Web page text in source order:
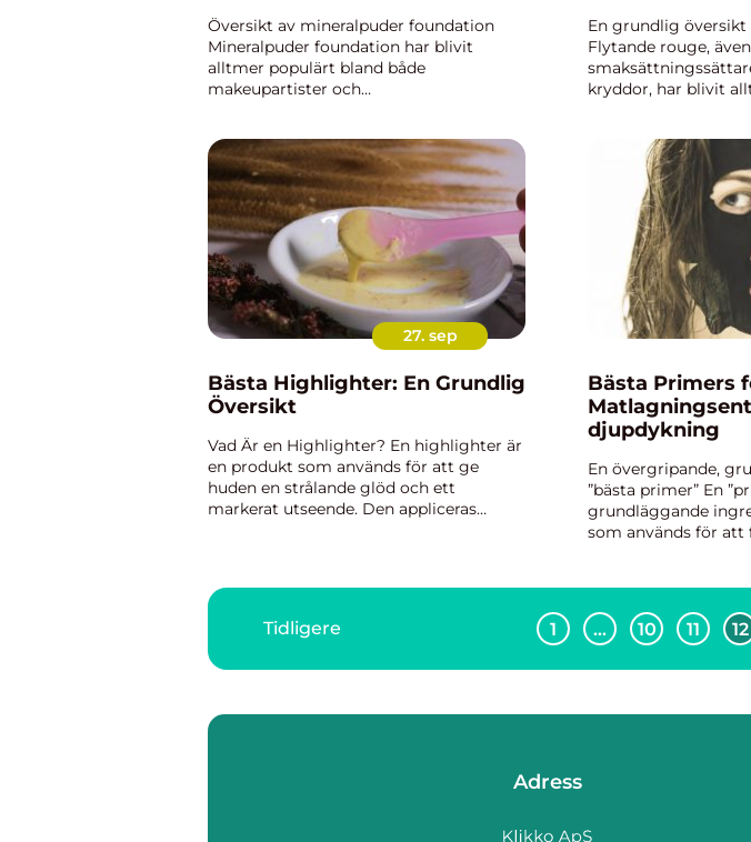
Översikt av mineralpuder foundation
Mineralpuder foundation har blivit
alltmer populärt bland både
makeupartister och
och är känd för att ge en jämn och
naturlig täckning samt...
En grundlig
Flytande rouge,
kryddor, har blivit
kommer att ge dig e...
27. sep
Bästa Highlighter: En Grundlig
Översikt
Vad Är en Highlighter? En highlighter är
en produkt som används för att ge
huden en strålande glöd och ett
markerat utseende. Den appliceras
B...
Bästa Primers
djupdykning
En övergripande,
”bästa primer” En
grundläggande
som används för att
Tidligere 1 … 10 11 12
Adress